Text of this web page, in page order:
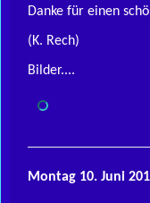
Danke für einen
(K. Rech)
Bilder....
Montag 10. Juni